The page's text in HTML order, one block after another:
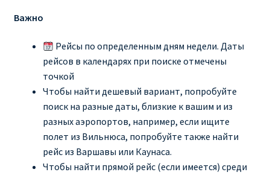
ПРИЛОЖЕНИЕ RYANAIR НА РУССКОМ
ПРОВОЗ БАГАЖА RYANAIR – ПРАВИЛА
РАЙАНЭЙР НА РУССКОМ | КНФТФШК
РЕГИСТРАЦИЯ НА РЕЙС RYANAIR
Регистрация ребенка на рейс RYANAIR
Важно
Рейсы по определенным дням недели. Даты
рейсов в календарях при поиске отмечены
точкой
Чтобы найти дешевый вариант, попробуйте
поиск на разные даты, близкие к вашим и из
разных аэропортов, например, если ищите
полет из Вильнюса, попробуйте также найти
рейс из Варшавы или Каунаса.
Чтобы найти прямой рейс (если имеется) среди